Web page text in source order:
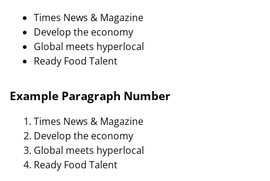
Times News & Magazine
Develop the economy
Global meets hyperlocal
Ready Food Talent
Example Paragraph Number
Times News & Magazine
Develop the economy
Global meets hyperlocal
Ready Food Talent